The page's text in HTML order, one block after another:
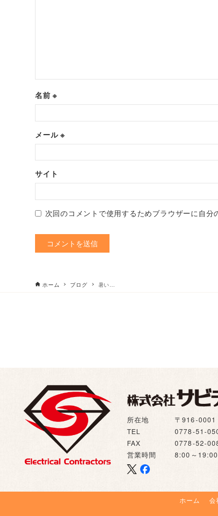
名前※
メール※
サイト
次回のコメントで使用するためブラウザーに自分
ホーム ブログ 暑い…
所在地
〒916-0001
TEL
0778-51-
FAX
0778-52-
営業時間
8:00～19:00
ホーム 会